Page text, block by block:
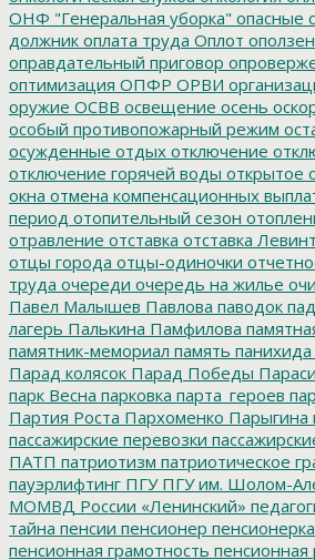
ОНФ "Генеральная уборка" опасные
должник оплата труда Оплот
оправдательный приговор
оптимизация ОПФР ОРВИ
оружие ОСВВ освещение осень
особый противопожарный режим
осужденные отдых отключение
отключение горячей воды открытое
окна отмена компенсационных
период отопительный сезон
отравление отставка отставка
отцы города отцы-одиночки
труда очереди очередь на жилье
Павел Малышев Павлова паводок
лагерь Палькина Памфилова
памятник-мемориал память панихида
Парад колясок Парад Победы
парк Весна парковка парта_героев
Партия Роста Пархоменко Парыгина
пассажирские перевозки
ПАТП патриотизм патриотическое
пауэрлифтинг ПГУПГУ им. Шолом-
МОМВД России «Ленинский»
тайна пенсии пенсионер пенсионерка
пенсионная грамотность